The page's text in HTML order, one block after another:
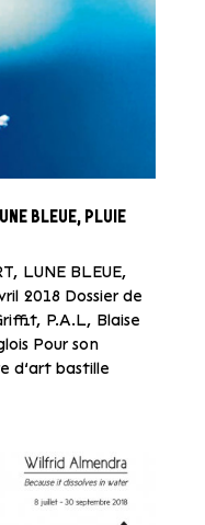
BLEUE, PLUIE
LUNE BLEUE,
2018 Dossier de
P.A.L, Blaise
Pour son
d’art bastille